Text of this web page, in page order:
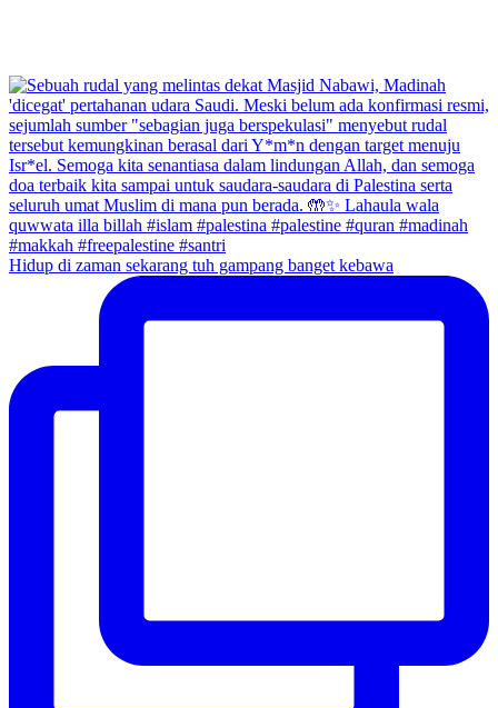
Hidup di zaman sekarang tuh gampang banget kebawa